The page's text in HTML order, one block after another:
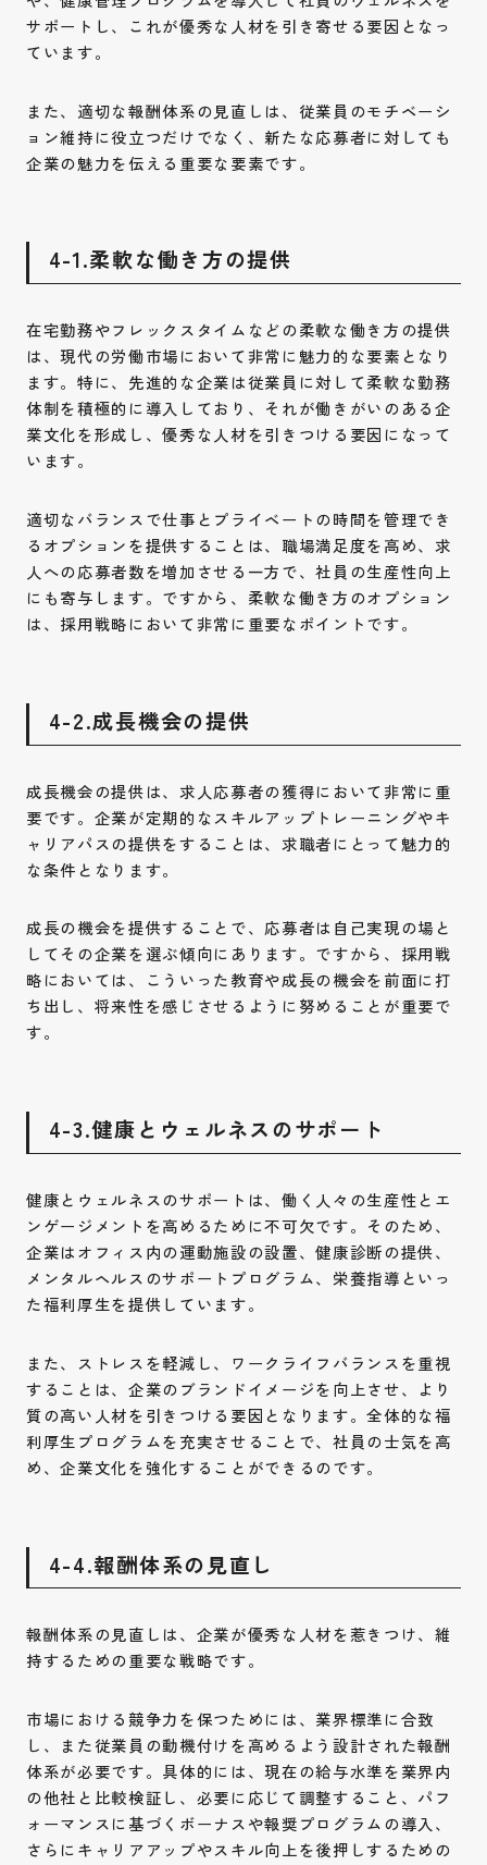
サポートし、これが優秀な人材を引き寄せる要因となっ
ています。
また、適切な報酬体系の見直しは、従業員のモチベーシ
ョン維持に役立つだけでなく、新たな応募者に対しても
企業の魅力を伝える重要な要素です。
4-1.柔軟な働き方の提供
在宅勤務やフレックスタイムなどの柔軟な働き方の提供
は、現代の労働市場において非常に魅力的な要素となり
ます。特に、先進的な企業は従業員に対して柔軟な勤務
体制を積極的に導入しており、それが働きがいのある企
業文化を形成し、優秀な人材を引きつける要因になって
います。
適切なバランスで仕事とプライベートの時間を管理でき
るオプションを提供することは、職場満足度を高め、求
人への応募者数を増加させる一方で、社員の生産性向上
にも寄与します。ですから、柔軟な働き方のオプション
は、採用戦略において非常に重要なポイントです。
4-2.成長機会の提供
成長機会の提供は、求人応募者の獲得において非常に重
要です。企業が定期的なスキルアップトレーニングやキ
ャリアパスの提供をすることは、求職者にとって魅力的
な条件となります。
成長の機会を提供することで、応募者は自己実現の場と
してその企業を選ぶ傾向にあります。ですから、採用戦
略においては、こういった教育や成長の機会を前面に打
ち出し、将来性を感じさせるように努めることが重要で
す。
4-3.健康とウェルネスのサポート
健康とウェルネスのサポートは、働く人々の生産性とエ
ンゲージメントを高めるために不可欠です。そのため、
企業はオフィス内の運動施設の設置、健康診断の提供、
メンタルヘルスのサポートプログラム、栄養指導といっ
た福利厚生を提供しています。
また、ストレスを軽減し、ワークライフバランスを重視
することは、企業のブランドイメージを向上させ、より
質の高い人材を引きつける要因となります。全体的な福
利厚生プログラムを充実させることで、社員の士気を高
め、企業文化を強化することができるのです。
4-4.報酬体系の見直し
報酬体系の見直しは、企業が優秀な人材を惹きつけ、維
持するための重要な戦略です。
市場における競争力を保つためには、業界標準に合致
し、また従業員の動機付けを高めるよう設計された報酬
体系が必要です。具体的には、現在の給与水準を業界内
の他社と比較検証し、必要に応じて調整すること、パフ
ォーマンスに基づくボーナスや報奨プログラムの導入、
さらにキャリアアップやスキル向上を後押しするための